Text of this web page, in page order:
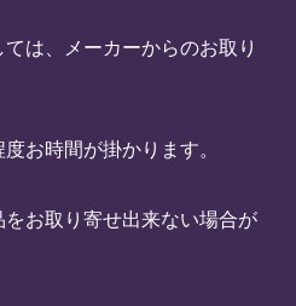
は、メーカーからのお取り
お時間が掛かります。
をお取り寄せ出来ない場合が